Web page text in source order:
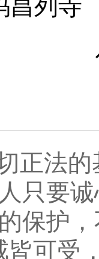
昌列寺
正法
只要
保护
皆可受